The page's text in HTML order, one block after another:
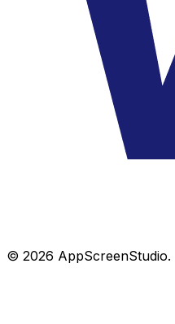
© 2026 AppScreenStudio.